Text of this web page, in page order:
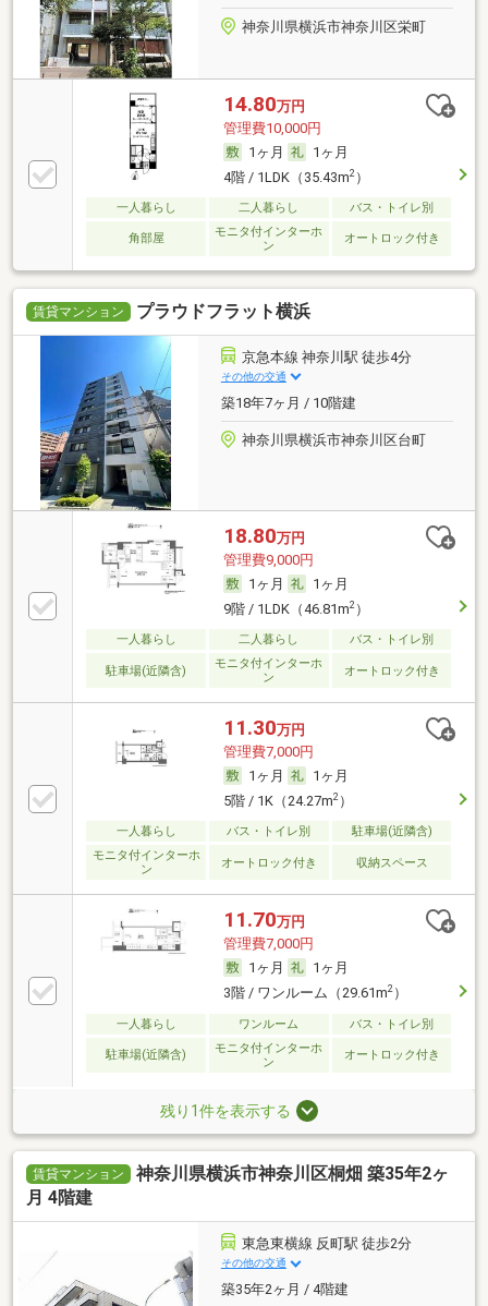
神奈川県横浜市神奈川区栄町
14.80万円
管理費10,000円
1ヶ月
1ヶ月
4階 / 1LDK（35.43m2）
一人暮らし 二人暮らし バス・トイレ別
角部屋
モニタ付インターホ
ン
オートロック付き
賃貸マンション プラウドフラット横浜
京急本線 神奈川駅 徒歩4分
その他の交通
築18年7ヶ月 / 10階建
神奈川県横浜市神奈川区台町
18.80万円
管理費9,000円
1ヶ月
1ヶ月
9階 / 1LDK（46.81m2）
一人暮らし 二人暮らし バス・トイレ別
駐車場(近隣含)
モニタ付インターホ
ン
オートロック付き
11.30万円
管理費7,000円
1ヶ月
1ヶ月
5階 / 1K（24.27m2）
一人暮らし バス・トイレ別
駐車場(近隣含)
モニタ付インターホ
ン
オートロック付き 収納スペース
11.70万円
管理費7,000円
1ヶ月
1ヶ月
3階 / ワンルーム（29.61m2）
一人暮らし ワンルーム バス・トイレ別
駐車場(近隣含)
モニタ付インターホ
ン
オートロック付き
残り1件を表示する
賃貸マンション
神奈川県横浜市神奈川区桐畑 築35年2ヶ
月 4階建
東急東横線 反町駅 徒歩2分
その他の交通
築35年2ヶ月 / 4階建